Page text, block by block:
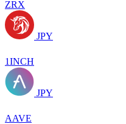
ZRX
JPY
1INCH
JPY
AAVE